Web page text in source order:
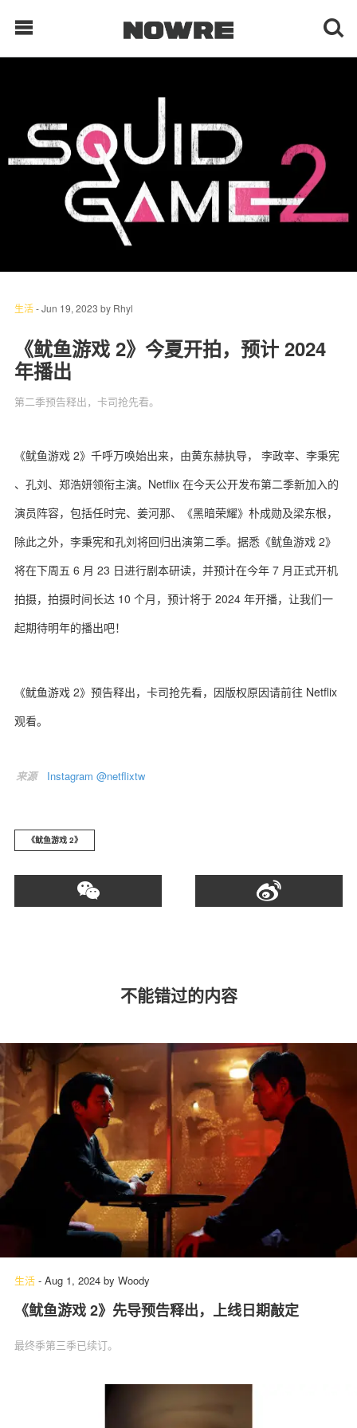
每日鲜榨
现客视点
每日栏目
球 鞋
科 技
生活-Jun 19, 2023 by Rhyl
《鱿鱼游戏 2》今夏开拍，预计 2024
年播出
第二季预告释出，卡司抢先看。
《鱿鱼游戏 2》千呼万唤始出来，由黄东赫执导， 李政宰、李秉宪
、孔刘、郑浩妍领衔主演。Netflix 在今天公开发布第二季新加入的
演员阵容，包括任时完、姜河那、《黑暗荣耀》朴成勋及梁东根，
除此之外，李秉宪和孔刘将回归出演第二季。据悉《鱿鱼游戏 2》
将在下周五 6 月 23 日进行剧本研读，并预计在今年 7 月正式开机
拍摄，拍摄时间长达 10 个月，预计将于 2024 年开播，让我们一
起期待明年的播出吧！
《鱿鱼游戏 2》预告释出，卡司抢先看，因版权原因请前往 Netflix
观看。
来源 Instagram @netflixtw
《鱿鱼游戏 2》
不能错过的内容
生活 - Aug 1, 2024 by Woody
《鱿鱼游戏 2》先导预告释出，上线日期敲定
最终季第三季已续订。